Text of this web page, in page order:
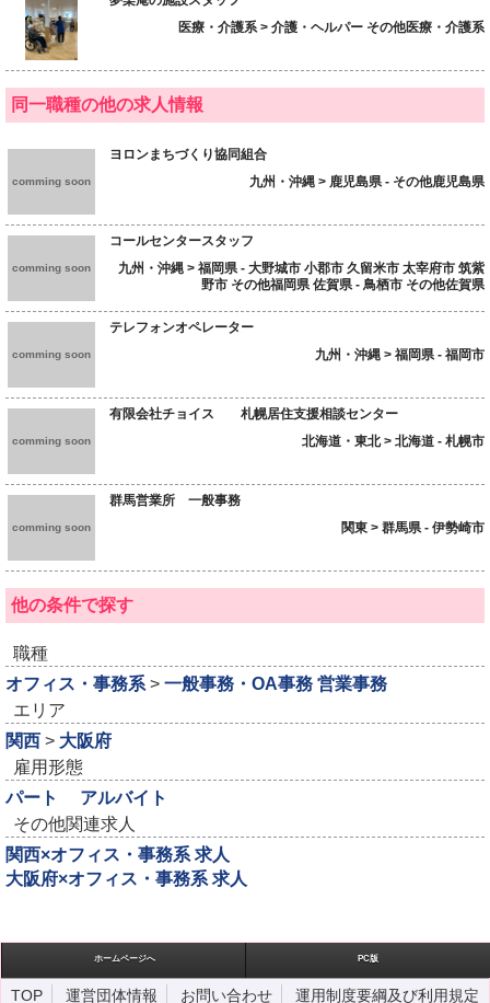
医療・介護系 > 介護・ヘルパー その他医療・介護系
同一職種の他の求人情報
comming soon
ヨロンまちづくり協同組合
九州・沖縄 > 鹿児島県 - その他鹿児島県
comming soon
コールセンタースタッフ
九州・沖縄 > 福岡県 - 大野城市 小郡市 久留米市 太宰府市 筑紫
野市 その他福岡県 佐賀県 - 鳥栖市 その他佐賀県
comming soon
テレフォンオペレーター
九州・沖縄 > 福岡県 - 福岡市
comming soon
有限会社チョイス 札幌居住支援相談センター
北海道・東北 > 北海道 - 札幌市
comming soon
群馬営業所 一般事務
関東 > 群馬県 - 伊勢崎市
他の条件で探す
職種
オフィス・事務系 > 一般事務・OA事務 営業事務
エリア
関西 > 大阪府
雇用形態
パート
アルバイト
その他関連求人
関西×オフィス・事務系 求人
大阪府×オフィス・事務系 求人
ホームページへ PC版
TOP 運営団体情報 お問い合わせ 運用制度要綱及び利用規定